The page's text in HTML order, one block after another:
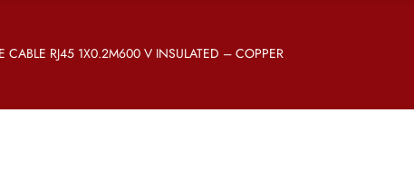
CABLE RJ45 1X0.2M600 V INSULATED – COPPER